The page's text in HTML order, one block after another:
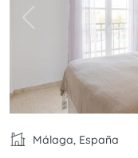
Málaga, España